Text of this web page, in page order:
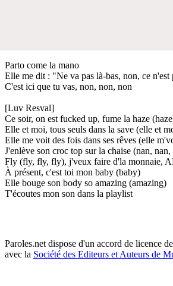
Parto come la mano
Elle me dit : "Ne va pas là-bas, non, ce n'est
C'est ici que tu vas, non, non, non
[Luv Resval]
Ce soir, on est fucked up, fume la haze
Elle et moi, tous seuls dans la save (elle et
Elle me voit des fois dans ses rêves (elle
J'enlève son croc top sur la chaise (nan, nan,
Fly (fly, fly, fly), j'veux faire d'la monnaie,
À présent, c'est toi mon baby (baby)
Elle bouge son body so amazing (amazing)
T'écoutes mon son dans la playlist
Paroles.net dispose d'un accord de licence
avec la Société des Editeurs et Auteurs de